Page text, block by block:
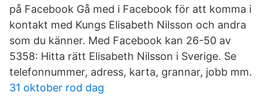
på Facebook Gå med i Facebook för att komma i
kontakt med Kungs Elisabeth Nilsson och andra
som du känner. Med Facebook kan 26-50 av
5358: Hitta rätt Elisabeth Nilsson i Sverige. Se
telefonnummer, adress, karta, grannar, jobb mm.
31 oktober rod dag